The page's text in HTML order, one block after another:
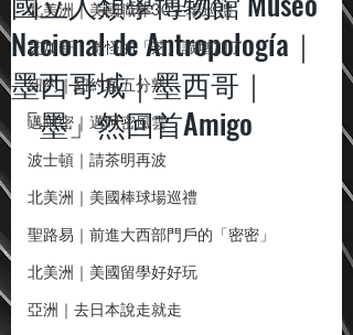
北美洲｜美國職棒30主場巡禮
芝加哥｜奇怪的「芝」識增加了
紐約｜紐約客五分熟
邁阿密｜邁阿密風雲
波士頓｜請茶明再波
北美洲｜美國棒球場巡禮
聖路易｜前進大西部門戶的「密密」
北美洲｜美國留學好好玩
亞洲｜去日本說走就走
Nacional de Antropología｜
墨西哥城｜墨西哥｜
「墨」然回首Amigo